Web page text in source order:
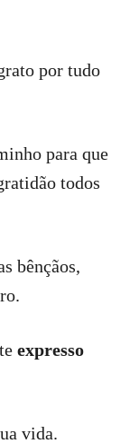
por tudo
para que
todos
bênçãos,
expresso
vida.